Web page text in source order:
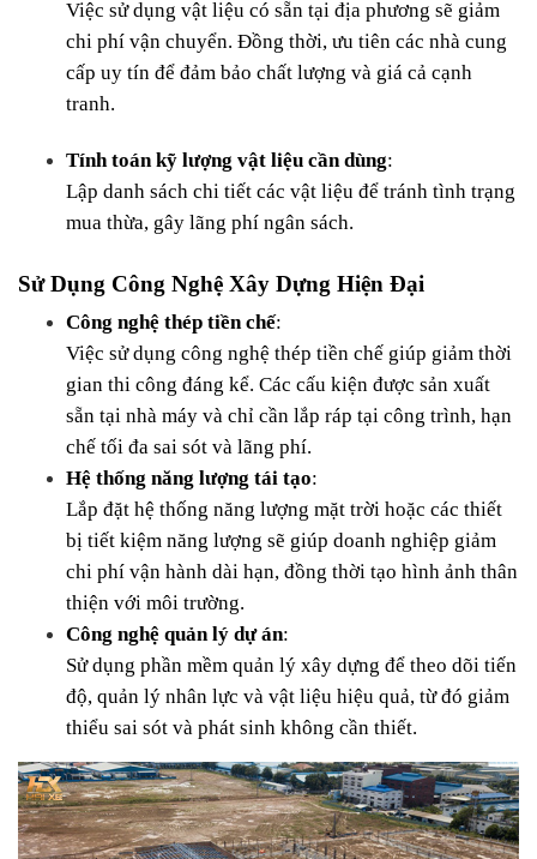
Việc sử dụng vật liệu có sẵn tại địa phương sẽ giảm
chi phí vận chuyển. Đồng thời, ưu tiên các nhà cung
cấp uy tín để đảm bảo chất lượng và giá cả cạnh
tranh.
Tính toán kỹ lượng vật liệu cần dùng:
Lập danh sách chi tiết các vật liệu để tránh tình trạng
mua thừa, gây lãng phí ngân sách.
Sử Dụng Công Nghệ Xây Dựng Hiện Đại
Công nghệ thép tiền chế:
Việc sử dụng công nghệ thép tiền chế giúp giảm thời
gian thi công đáng kể. Các cấu kiện được sản xuất
sẵn tại nhà máy và chỉ cần lắp ráp tại công trình, hạn
chế tối đa sai sót và lãng phí.
Hệ thống năng lượng tái tạo:
Lắp đặt hệ thống năng lượng mặt trời hoặc các thiết
bị tiết kiệm năng lượng sẽ giúp doanh nghiệp giảm
chi phí vận hành dài hạn, đồng thời tạo hình ảnh thân
thiện với môi trường.
Công nghệ quản lý dự án:
Sử dụng phần mềm quản lý xây dựng để theo dõi tiến
độ, quản lý nhân lực và vật liệu hiệu quả, từ đó giảm
thiểu sai sót và phát sinh không cần thiết.